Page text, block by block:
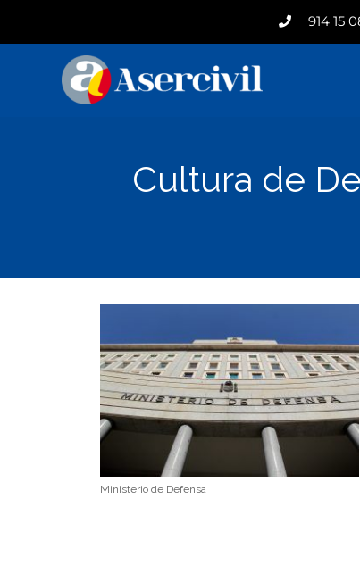
914 15
Cultura de
Ministerio de Defensa